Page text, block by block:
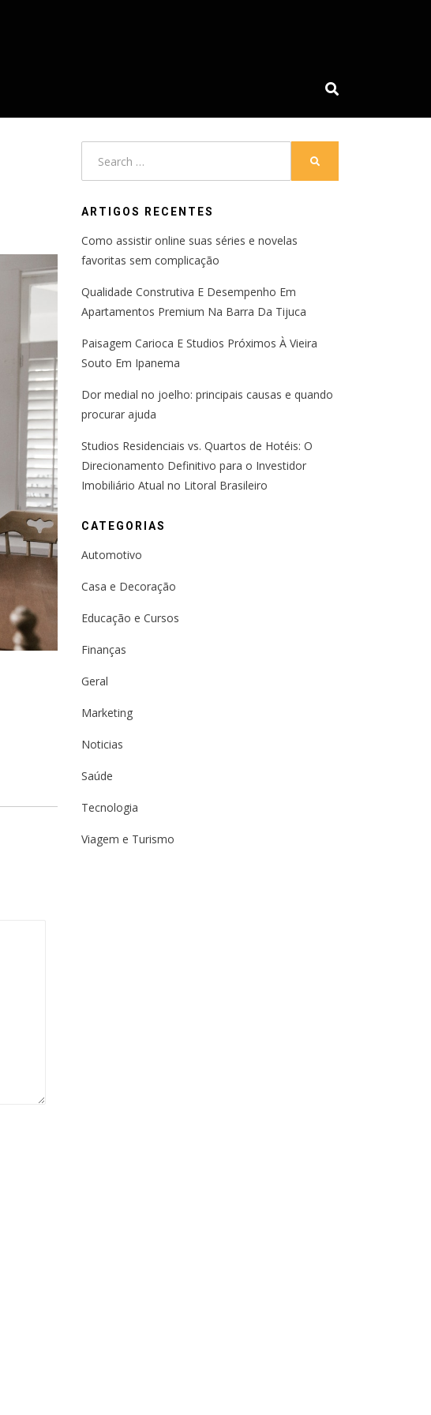
ARTIGOS RECENTES
Como assistir online suas séries e novelas
favoritas sem complicação
Qualidade Construtiva E Desempenho Em
Apartamentos Premium Na Barra Da Tijuca
Paisagem Carioca E Studios Próximos À Vieira
Souto Em Ipanema
Dor medial no joelho: principais causas e quando
procurar ajuda
Studios Residenciais vs. Quartos de Hotéis: O
Direcionamento Definitivo para o Investidor
Imobiliário Atual no Litoral Brasileiro
CATEGORIAS
Automotivo
Casa e Decoração
Educação e Cursos
Finanças
Geral
Marketing
Noticias
Saúde
Tecnologia
Viagem e Turismo